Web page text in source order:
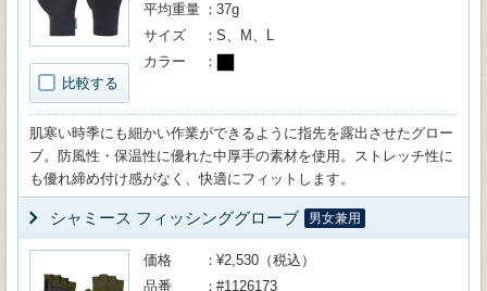
比較する
平均重量
37g
サイズ
S、M、L
カラー
肌寒い時季にも細かい作業ができるように指先を露出させたグロー
ブ。防風性・保温性に優れた中厚手の素材を使用。ストレッチ性に
も優れ締め付け感がなく、快適にフィットします。
シャミース フィッシンググローブ 男女兼用
価格
¥2,530（税込）
品番
#1126173